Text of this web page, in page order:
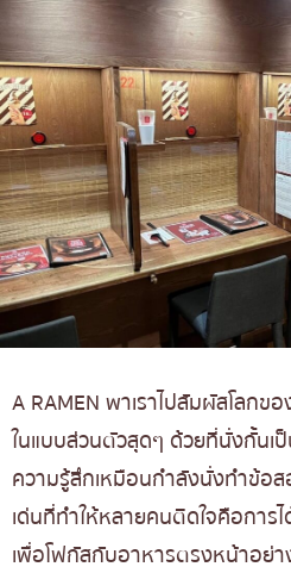
A RAMEN พาเราไปสัมผัสโลก
ในแบบส่วนตัวสุดๆ ด้วยที่นั่งกั้นเ
ความรู้สึกเหมือนกำลังนั่งทำข้อ
เด่นที่ทำให้หลายคนติดใจคือการ
เพื่อโฟกัสกับอาหารตรงหน้าอย่